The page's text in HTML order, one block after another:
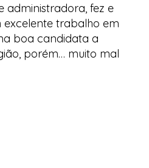
administradora, fez e
excelente trabalho em
boa candidata a
porém… muito mal